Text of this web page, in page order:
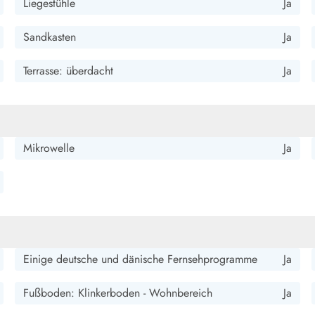
Gebiet. Die Ausstattung lässt keine Wünsche offen. Die
Sandkasten Ja
Terrasse: überdacht Ja
Mikrowelle Ja
Einige deutsche und dänische Fernsehprogramme Ja
Fußboden: Klinkerboden - Wohnbereich Ja